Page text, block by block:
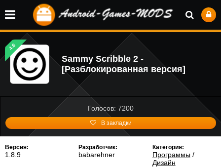
4.6
Sammy Scribble 2 -
[Разблокированная версия]
Голосов: 7200
В закладки
Версия:
1.8.9
Разработчик:
babarehner
Категория:
Программы/
Дизайн